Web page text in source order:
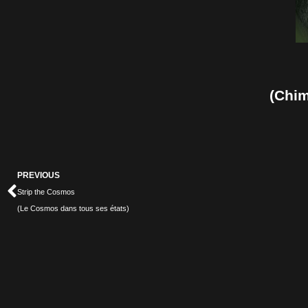
Prev
PREVIOUS
Strip the Cosmos
(Le Cosmos dans tous ses états)